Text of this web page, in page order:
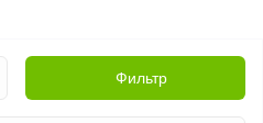
Фильтр